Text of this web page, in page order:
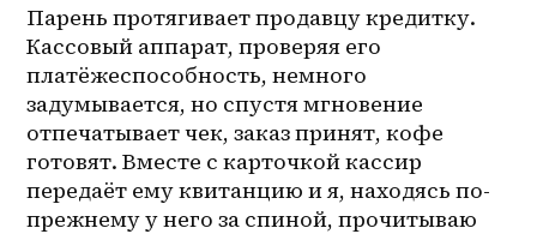
Парень протягивает продавцу кредитку.
Кассовый аппарат, проверяя его
платёжеспособность, немного
задумывается, но спустя мгновение
отпечатывает чек, заказ принят, кофе
готовят. Вместе с карточкой кассир
передаёт ему квитанцию и я, находясь по-
прежнему у него за спиной, прочитываю